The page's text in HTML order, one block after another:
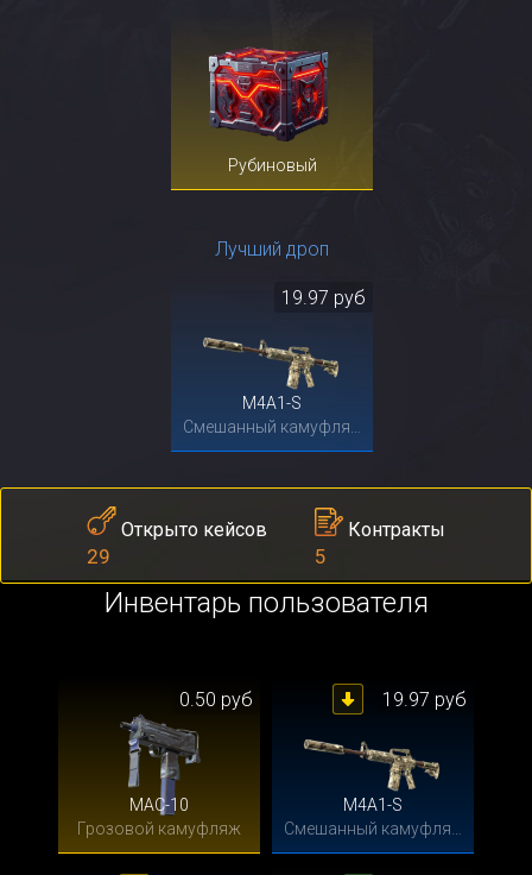
Рубиновый
Лучший дроп
M4A1-S
19.97 руб
Открыто кейсов
29
Контракты
5
Инвентарь пользователя
MAC-10
Грозовой камуфляж
0.50 руб
M4A1-S
19.97 руб